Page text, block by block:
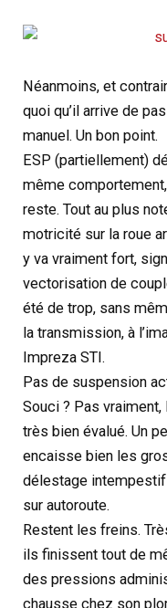
Néanmoins, et
quoi qu’il arrive de
manuel. Un bon point.
ESP (partiellement)
même
reste. Tout au plus
motricité sur la roue
y va vraiment fort,
vectorisation de
été de trop, sans
la transmission, à
Impreza STI.
Pas de suspension
Souci ? Pas
très bien évalué. Un
encaisse bien les
délestage
sur autoroute.
Restent les freins.
ils finissent tout de
des pressions
chausse chez son